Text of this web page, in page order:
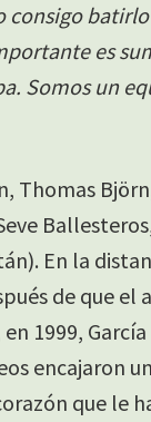
es
Somos un
Thomas
En la
de que el
1999,
encajaron
que le